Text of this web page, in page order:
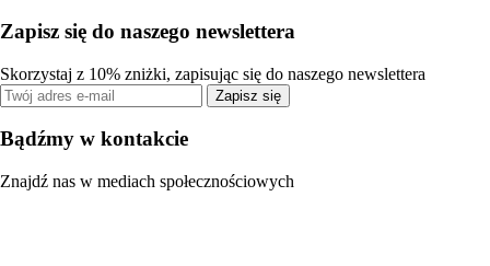
Zapisz się do naszego newslettera
Skorzystaj z 10% zniżki, zapisując się do naszego newslettera
Zapisz się
Bądźmy w kontakcie
Znajdź nas w mediach społecznościowych